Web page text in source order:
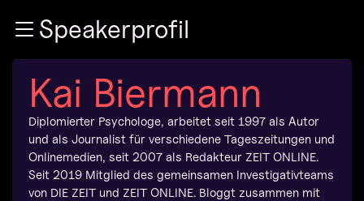
Zum InhaltSpeakerprofil
Kai Biermann
Diplomierter Psychologe, arbeitet seit 1997 als Autor
und als Journalist für verschiedene Tageszeitungen und
Onlinemedien, seit 2007 als Redakteur ZEIT ONLINE.
Seit 2019 Mitglied des gemeinsamen Investigativteams
von DIE ZEIT und ZEIT ONLINE. Bloggt zusammen mit